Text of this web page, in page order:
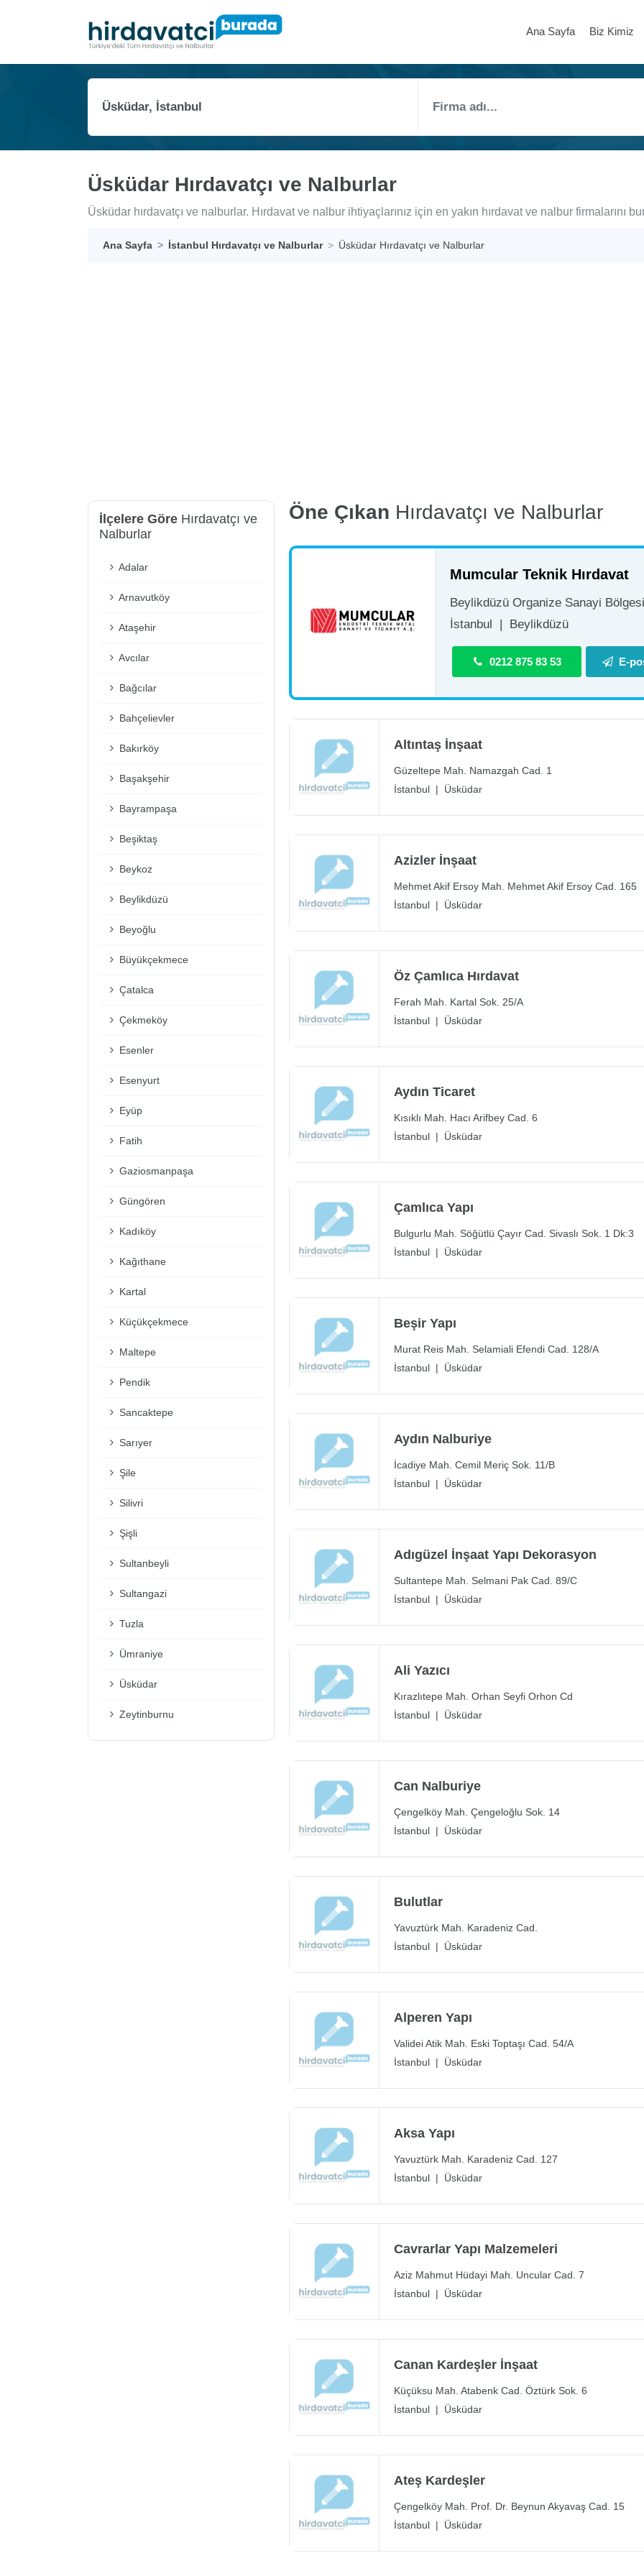
Ana Sayfa Biz Kimiz
Üsküdar Hırdavatçı ve Nalburlar
Üsküdar hırdavatçı ve nalburlar. Hırdavat ve nalbur ihtiyaçlarınız için en yakın hırdavat ve nalbur firmalarını
Ana Sayfa İstanbul Hırdavatçı ve Nalburlar Üsküdar Hırdavatçı ve Nalburlar
İlçelere Göre Hırdavatçı ve
Nalburlar
Adalar
Arnavutköy
Ataşehir
Avcılar
Bağcılar
Bahçelievler
Bakırköy
Başakşehir
Bayrampaşa
Beşiktaş
Beykoz
Beylikdüzü
Beyoğlu
Büyükçekmece
Çatalca
Çekmeköy
Esenler
Esenyurt
Eyüp
Fatih
Gaziosmanpaşa
Güngören
Kadıköy
Kağıthane
Kartal
Küçükçekmece
Maltepe
Pendik
Sancaktepe
Sarıyer
Şile
Silivri
Şişli
Sultanbeyli
Sultangazi
Tuzla
Ümraniye
Üsküdar
Zeytinburnu
Öne Çıkan Hırdavatçı ve Nalburlar
Mumcular Teknik Hırdavat
Beylikdüzü Organize Sanayi
İstanbul
Beylikdüzü
0212 875 83 53 E-
Altıntaş İnşaat
Güzeltepe Mah. Namazgah Cad. 1
İstanbul | Üsküdar
Azizler İnşaat
Mehmet Akif Ersoy Mah. Mehmet Akif Ersoy Cad. 165
İstanbul | Üsküdar
Öz Çamlıca Hırdavat
Ferah Mah. Kartal Sok. 25/A
İstanbul | Üsküdar
Aydın Ticaret
Kısıklı Mah. Hacı Arifbey Cad. 6
İstanbul | Üsküdar
Çamlıca Yapı
Bulgurlu Mah. Söğütlü Çayır Cad. Sivaslı Sok. 1 Dk:3
İstanbul | Üsküdar
Beşir Yapı
Murat Reis Mah. Selamiali Efendi Cad. 128/A
İstanbul | Üsküdar
Aydın Nalburiye
İcadiye Mah. Cemil Meriç Sok. 11/B
İstanbul | Üsküdar
Adıgüzel İnşaat Yapı Dekorasyon
Sultantepe Mah. Selmani Pak Cad. 89/C
İstanbul | Üsküdar
Ali Yazıcı
Kırazlıtepe Mah. Orhan Seyfi Orhon Cd
İstanbul | Üsküdar
Can Nalburiye
Çengelköy Mah. Çengeloğlu Sok. 14
İstanbul | Üsküdar
Bulutlar
Yavuztürk Mah. Karadeniz Cad.
İstanbul | Üsküdar
Alperen Yapı
Validei Atik Mah. Eski Toptaşı Cad. 54/A
İstanbul | Üsküdar
Aksa Yapı
Yavuztürk Mah. Karadeniz Cad. 127
İstanbul | Üsküdar
Cavrarlar Yapı Malzemeleri
Aziz Mahmut Hüdayi Mah. Uncular Cad. 7
İstanbul | Üsküdar
Canan Kardeşler İnşaat
Küçüksu Mah. Atabenk Cad. Öztürk Sok. 6
İstanbul | Üsküdar
Ateş Kardeşler
Çengelköy Mah. Prof. Dr. Beynun Akyavaş Cad. 15
İstanbul | Üsküdar